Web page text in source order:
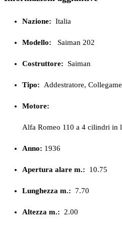
Nazione: Italia
Modello: Saiman 202
Costruttore: Saiman
Tipo: Addestratore,
Motore:
Alfa Romeo 110 a 4 cilindri in
Anno: 1936
Apertura alare m.: 10.75
Lunghezza m.: 7.70
Altezza m.: 2.00